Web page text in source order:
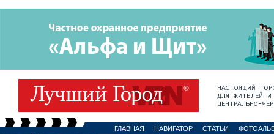
ГЛАВНАЯ НАВИГАТОР СТАТЬИ